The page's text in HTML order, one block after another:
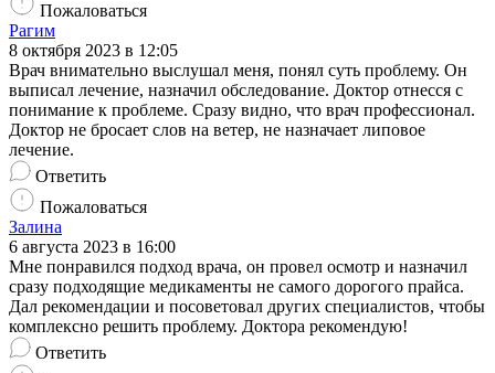
Пожаловаться
Рагим
8 октября 2023 в 12:05
Врач внимательно выслушал меня, понял суть проблему. Он
выписал лечение, назначил обследование. Доктор отнесся с
понимание к проблеме. Сразу видно, что врач профессионал.
Доктор не бросает слов на ветер, не назначает липовое
лечение.
Ответить
Пожаловаться
Залина
6 августа 2023 в 16:00
Мне понравился подход врача, он провел осмотр и назначил
сразу подходящие медикаменты не самого дорогого прайса.
Дал рекомендации и посоветовал других специалистов, чтобы
комплексно решить проблему. Доктора рекомендую!
Ответить